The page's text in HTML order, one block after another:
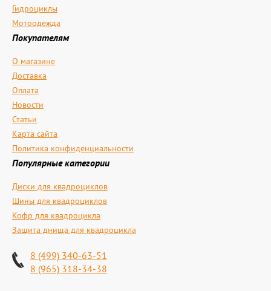
Гидроциклы
Мотоодежда
Покупателям
О магазине
Доставка
Оплата
Новости
Статьи
Карта сайта
Политика конфиденциальности
Популярные категории
Диски для квадроциклов
Шины для квадроциклов
Кофр для квадроцикла
Защита днища для квадроцикла
8 (499) 340-63-51
8 (965) 318-34-38